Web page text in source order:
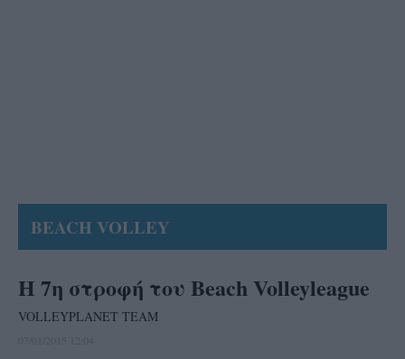
BEACH VOLLEY
Η 7η στροφή του Beach Volleyleague
VOLLEYPLANET TEAM